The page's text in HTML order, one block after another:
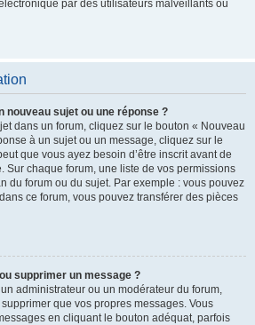
par des utilisateurs malveillants ou
nouveau sujet ou une réponse ?
dans un forum, cliquez sur le bouton « Nouveau
à un sujet ou un message, cliquez sur le
que vous ayez besoin d’être inscrit avant de
Sur chaque forum, une liste de vos permissions
du forum ou du sujet. Par exemple : vous pouvez
ce forum, vous pouvez transférer des pièces
supprimer un message ?
administrateur ou un modérateur du forum,
que vos propres messages. Vous
en cliquant le bouton adéquat, parfois